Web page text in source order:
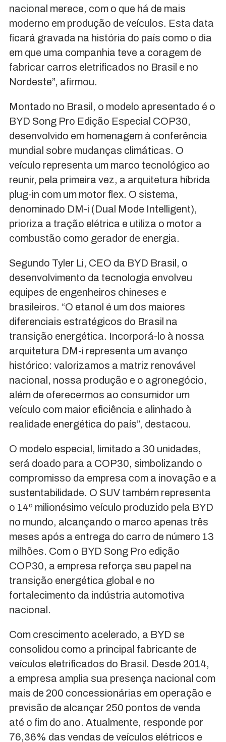
nacional merece, com o que há de mais
moderno em produção de veículos. Esta data
ficará gravada na história do país como o dia
em que uma companhia teve a coragem de
fabricar carros eletrificados no Brasil e no
Nordeste”, afirmou.
Montado no Brasil, o modelo apresentado é o
BYD Song Pro Edição Especial COP30,
desenvolvido em homenagem à conferência
mundial sobre mudanças climáticas. O
veículo representa um marco tecnológico ao
reunir, pela primeira vez, a arquitetura híbrida
plug-in com um motor flex. O sistema,
denominado DM-i (Dual Mode Intelligent),
prioriza a tração elétrica e utiliza o motor a
combustão como gerador de energia.
Segundo Tyler Li, CEO da BYD Brasil, o
desenvolvimento da tecnologia envolveu
equipes de engenheiros chineses e
brasileiros. “O etanol é um dos maiores
diferenciais estratégicos do Brasil na
transição energética. Incorporá-lo à nossa
arquitetura DM-i representa um avanço
histórico: valorizamos a matriz renovável
nacional, nossa produção e o agronegócio,
além de oferecermos ao consumidor um
veículo com maior eficiência e alinhado à
realidade energética do país”, destacou.
O modelo especial, limitado a 30 unidades,
será doado para a COP30, simbolizando o
compromisso da empresa com a inovação e a
sustentabilidade. O SUV também representa
o 14º milionésimo veículo produzido pela BYD
no mundo, alcançando o marco apenas três
meses após a entrega do carro de número 13
milhões. Com o BYD Song Pro edição
COP30, a empresa reforça seu papel na
transição energética global e no
fortalecimento da indústria automotiva
nacional.
Com crescimento acelerado, a BYD se
consolidou como a principal fabricante de
veículos eletrificados do Brasil. Desde 2014,
a empresa amplia sua presença nacional com
mais de 200 concessionárias em operação e
previsão de alcançar 250 pontos de venda
até o fim do ano. Atualmente, responde por
76,36% das vendas de veículos elétricos e